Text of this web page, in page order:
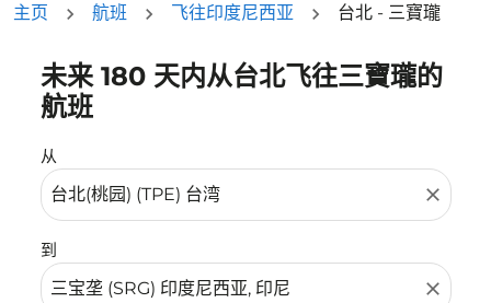
主页 航班 飞往印度尼西亚 台北 - 三寶瓏
未来 180 天内从台北飞往三寶瓏的
航班
从
close
到
close
没有符合您的筛选条件的机票。请调整您的筛选条件。